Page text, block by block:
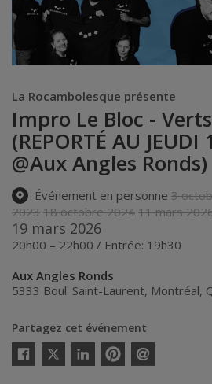
La Rocambolesque présente
Impro Le Bloc -
(REPORTÉ AU JEUDI
@Aux Angles Ronds)
Événement en personne 3
2023 18 octobre 2024 11 mars
19 mars 2026
20h00 – 22h00 / Entrée: 19h30
Aux Angles Ronds
5333 Boul. Saint-Laurent, Montréal,
Partagez cet événement
Twitter